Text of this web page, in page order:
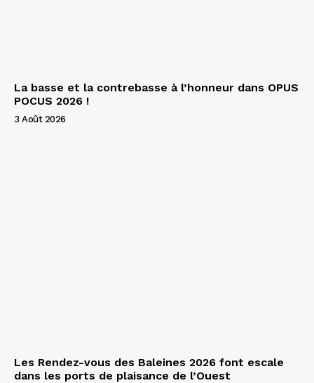
La basse et la contrebasse à l’honneur dans OPUS
POCUS 2026 !
3 Août 2026
Les Rendez-vous des Baleines 2026 font escale
dans les ports de plaisance de l’Ouest